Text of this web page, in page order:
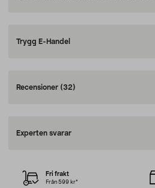
Trygg E-Handel
Recensioner (32)
Experten svarar
Fri frakt
Från 599 kr*